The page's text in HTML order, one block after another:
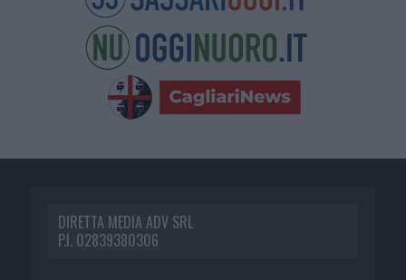
DIRETTA MEDIA ADV SRL
P.I. 02839380306